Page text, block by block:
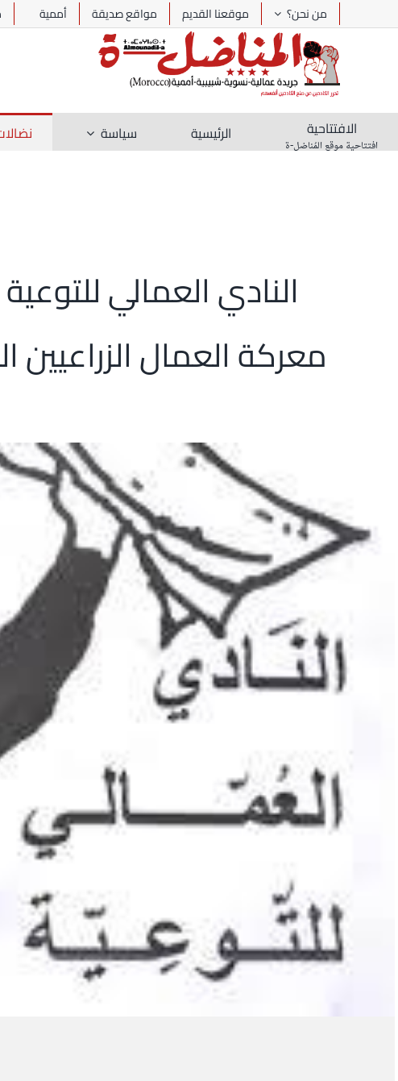
من نحن؟ موقعنا القديم مواقع صديقة أممية
الافتتاحية
افتتاحية موقع المُناضل-ة
الرئيسية سياسة
النادي العمالي
معركة العمال الزراعيين